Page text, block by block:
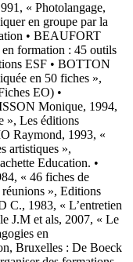
« Photolangage,
en groupe par la
• BEAUFORT
formation : 45 outils
ESF • BOTTON
en 50 fiches »,
EO) •
Monique, 1994,
», Les éditions
Raymond, 1993, «
artistiques »,
Education. •
« 46 fiches de
», Editions
C., 1983, « L’entretien
J.M et als, 2007, « Le
en
Bruxelles : De Boeck